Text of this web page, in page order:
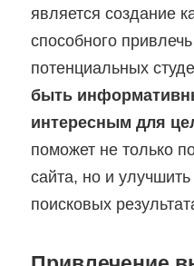
является создание
способного
потенциальных
быть
интересным для
поможет не только
сайта, но и
поисковых